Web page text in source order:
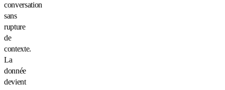
conversation
sans
rupture
de
contexte.
La
donnée
devient